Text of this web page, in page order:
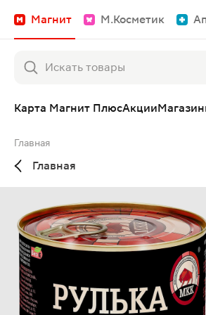
Магнит М.Косметик
Карта Магнит ПлюсАкции
Главная
Главная